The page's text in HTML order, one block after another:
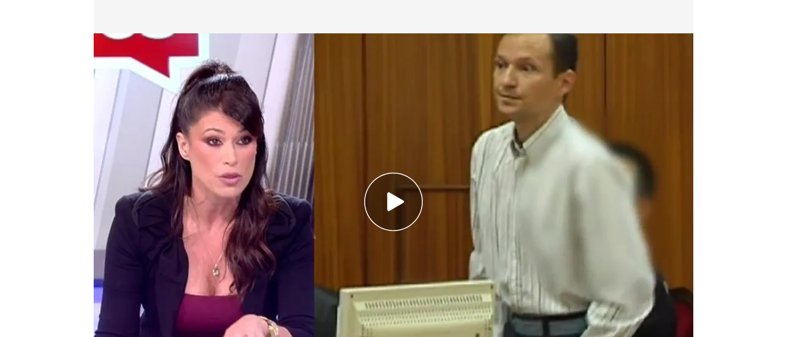
Sonia Ferrer, periodista
En boca de todos Miguel Barroso
20 MAR 2025 - 14:57h.
José Bretón explica en un libro los motivos y los detalles de cómo y por
qué asesinó a Ruth y José 14 años después
No te pierdas las duras declaraciones de Sonia Ferrer contra la
publicación del libro de José Bretón
Ruth Ortiz, tras la paralización del libro sobre José Bretón: "No
podemos dar voz a los asesinos"
Compartir
Han pasado 14 años desde que José Bretónasesinasea sushijos,pero
hace tan solo unos días conocíamos cómo asesinó a sus hijos y lo que se le
pasaba por la cabeza para hacerlo a través del intercambio de